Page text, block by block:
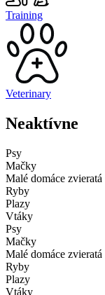
Training
Veterinary
Neaktívne
Psy
Mačky
Malé domáce zvieratá
Ryby
Plazy
Vtáky
Psy
Mačky
Malé domáce zvieratá
Ryby
Plazy
Vtáky